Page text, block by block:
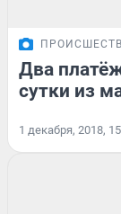
Два
сутки из
1 декабря, 2018,